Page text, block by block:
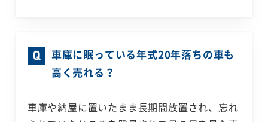
車庫に眠っている年式20年落ちの車も
高く売れる？
車庫や納屋に置いたまま長期間放置され、忘れ